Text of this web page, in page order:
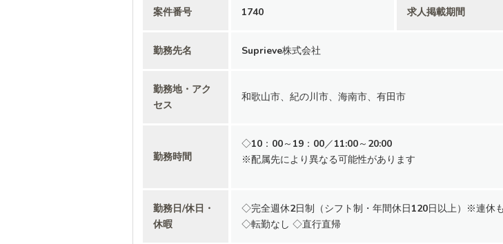
案件番号 1740 求人掲載期間
勤務先名 Suprieve株式会社
勤務地・アク
セス
和歌山市、紀の川市、海南市、有田市
勤務時間
◇10：00～19：00／11:00～20:00
※配属先により異なる可能性があります
勤務日/休日・
休暇
◇完全週休2日制（シフト制・年間休日120日以上）※連
◇転勤なし ◇直行直帰